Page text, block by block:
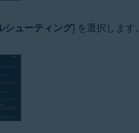
シューティング] を選択します。